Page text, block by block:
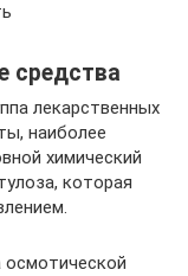
средства
лекарственных
наиболее
химический
которая